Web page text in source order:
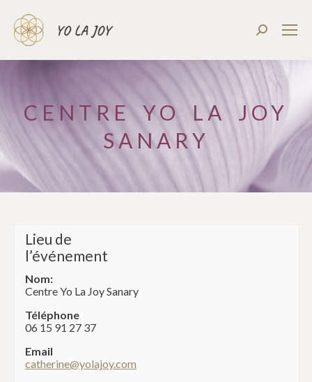
CENTRE YO LA JOY
SANARY
Lieu de
l’événement
Nom:
Centre Yo La Joy Sanary
Téléphone
06 15 91 27 37
Email
catherine@yolajoy.com